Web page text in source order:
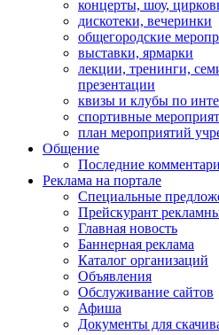
концерты, шоу,
дискотеки, вечеринки
общегородские
выставки, ярмарки
лекции, тренинги,
презентации
квизы и клубы по
спортивные
план мероприятий
Общение
Последние
Реклама на портале
Специальные
Прейскурант
Главная новость
Баннерная реклама
Каталог организаций
Объявления
Обслуживание сайтов
Афиша
Документы для